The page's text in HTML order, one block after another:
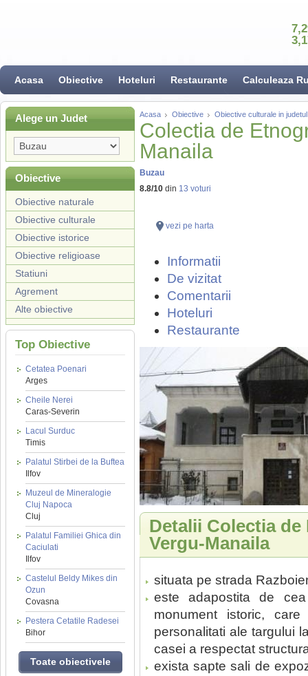
Acasa Obiective Hoteluri Restaurante Calculeaza
Alege un Judet
Obiective
Obiective naturale
Obiective culturale
Obiective istorice
Obiective religioase
Statiuni
Agrement
Alte obiective
Top Obiective
Cetatea Poenari
Arges
Cheile Nerei
Caras-Severin
Lacul Surduc
Timis
Palatul Stirbei de la Buftea
Ilfov
Muzeul de Mineralogie
Cluj Napoca
Cluj
Palatul Familiei Ghica din
Caciulati
Ilfov
Castelul Beldy Mikes din
Ozun
Covasna
Pestera Cetatile Radesei
Bihor
Toate obiectivele
Acasa Obiective Obiective culturale in
Colectia de
Manaila
Buzau
8.8/10 din 13 voturi
vezi pe harta
Informatii
De vizitat
Comentarii
Hoteluri
Restaurante
Detalii Colectia
Vergu-Manaila
situata pe strada
este adapostita de
monument istoric,
personalitati ale targului
casei a respectat
exista sapte sali de